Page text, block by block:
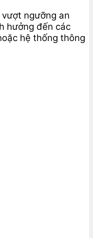
ngưỡng an
hưởng đến các
hệ thống thông